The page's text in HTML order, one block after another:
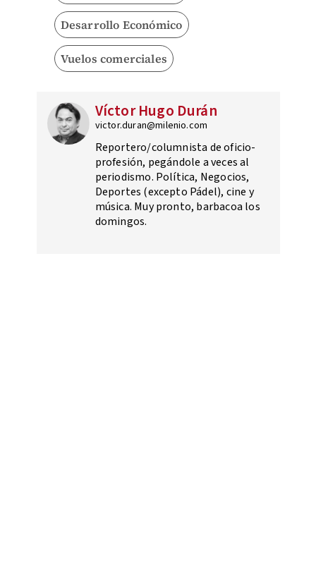
Desarrollo Económico
Vuelos comerciales
Víctor Hugo Durán
victor.duran@milenio.com
Reportero/columnista de oficio-
profesión, pegándole a veces al
periodismo. Política, Negocios,
Deportes (excepto Pádel), cine y
música. Muy pronto, barbacoa los
domingos.